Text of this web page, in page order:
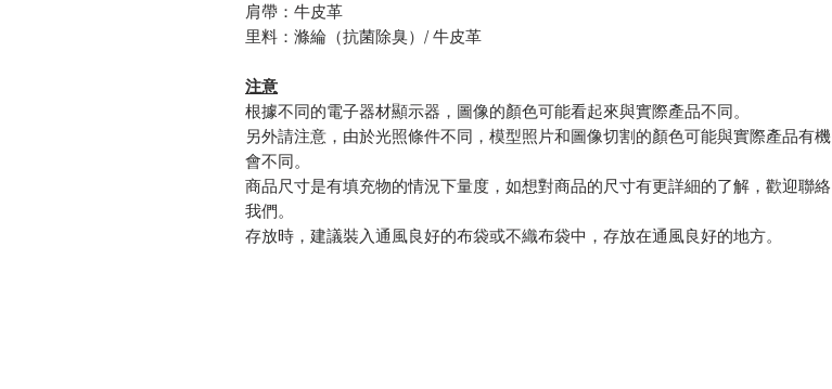
肩帶：牛皮革
里料：滌綸（抗菌除臭）/ 牛皮革
注意
根據不同的電子器材顯示器，圖像的顏色可能看起來與實際產品不同。
另外請注意，由於光照條件不同，模型照片和圖像切割的顏色可能與實際產品有機
會不同。
商品尺寸是有填充物的情況下量度，如想對商品的尺寸有更詳細的了解，歡迎聯絡
我們。
存放時，建議裝入通風良好的布袋或不織布袋中，存放在通風良好的地方。